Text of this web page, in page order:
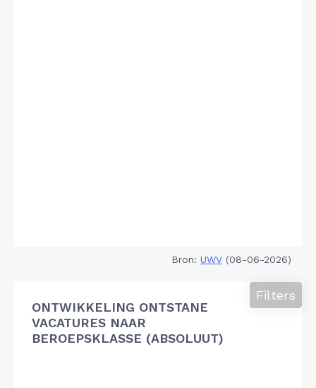
Bron: UWV (08-06-2026)
ONTWIKKELING ONTSTANE
VACATURES NAAR
BEROEPSKLASSE (ABSOLUUT)
Filters